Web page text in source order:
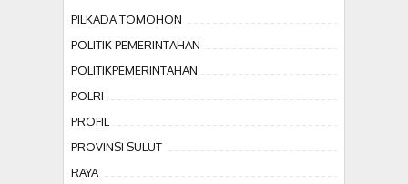
PILKADA TOMOHON
POLITIK PEMERINTAHAN
POLITIKPEMERINTAHAN
POLRI
PROFIL
PROVINSI SULUT
RAYA